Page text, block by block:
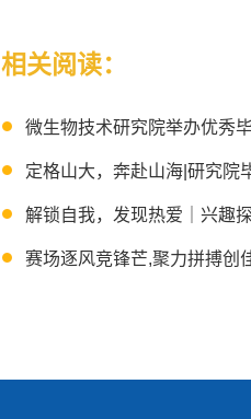
相关阅读：
微生物技术研究院举办优秀
定格山大，奔赴山海|研究院
解锁自我，发现热爱｜兴趣